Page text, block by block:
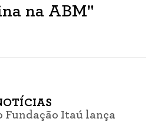
na ABM"
Fundação Itaú lança